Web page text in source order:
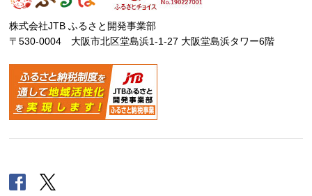
株式会社JTB ふるさと開発事業部
〒530-0004 大阪市北区堂島浜1-1-27 大阪堂島浜タワー6階
Facebook